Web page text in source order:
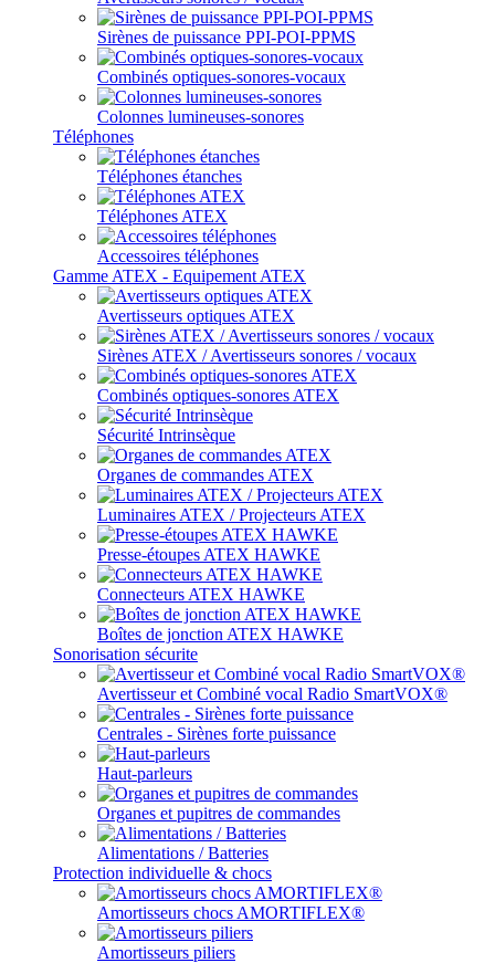
Sirènes de puissance PPI-POI-PPMS
Combinés optiques-sonores-vocaux
Colonnes lumineuses-sonores
Téléphones
Téléphones étanches
Téléphones ATEX
Accessoires téléphones
Gamme ATEX - Equipement ATEX
Avertisseurs optiques ATEX
Sirènes ATEX / Avertisseurs sonores / vocaux
Combinés optiques-sonores ATEX
Sécurité Intrinsèque
Organes de commandes ATEX
Luminaires ATEX / Projecteurs ATEX
Presse-étoupes ATEX HAWKE
Connecteurs ATEX HAWKE
Boîtes de jonction ATEX HAWKE
Sonorisation sécurite
Avertisseur et Combiné vocal Radio SmartVOX®
Centrales - Sirènes forte puissance
Haut-parleurs
Organes et pupitres de commandes
Alimentations / Batteries
Protection individuelle & chocs
Amortisseurs chocs AMORTIFLEX®
Amortisseurs piliers